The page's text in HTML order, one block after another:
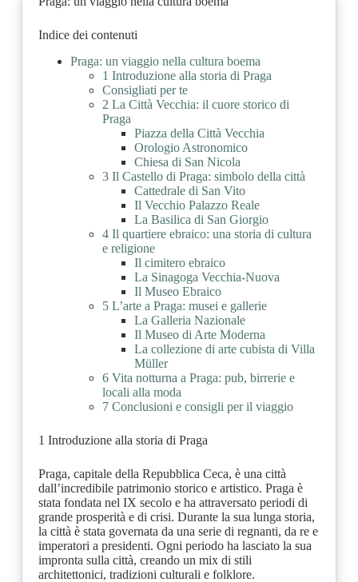
Indice dei contenuti
Praga: un viaggio nella cultura boema
1 Introduzione alla storia di Praga
Consigliati per te
2 La Città Vecchia: il cuore storico di
Praga
Piazza della Città Vecchia
Orologio Astronomico
Chiesa di San Nicola
3 Il Castello di Praga: simbolo della città
Cattedrale di San Vito
Il Vecchio Palazzo Reale
La Basilica di San Giorgio
4 Il quartiere ebraico: una storia di cultura
e religione
Il cimitero ebraico
La Sinagoga Vecchia-Nuova
Il Museo Ebraico
5 L’arte a Praga: musei e gallerie
La Galleria Nazionale
Il Museo di Arte Moderna
La collezione di arte cubista di Villa
Müller
6 Vita notturna a Praga: pub, birrerie e
locali alla moda
7 Conclusioni e consigli per il viaggio
1 Introduzione alla storia di Praga
Praga, capitale della Repubblica Ceca, è una città
dall’incredibile patrimonio storico e artistico. Praga è
stata fondata nel IX secolo e ha attraversato periodi di
grande prosperità e di crisi. Durante la sua lunga storia,
la città è stata governata da una serie di regnanti, da re e
imperatori a presidenti. Ogni periodo ha lasciato la sua
impronta sulla città, creando un mix di stili
architettonici, tradizioni culturali e folklore.